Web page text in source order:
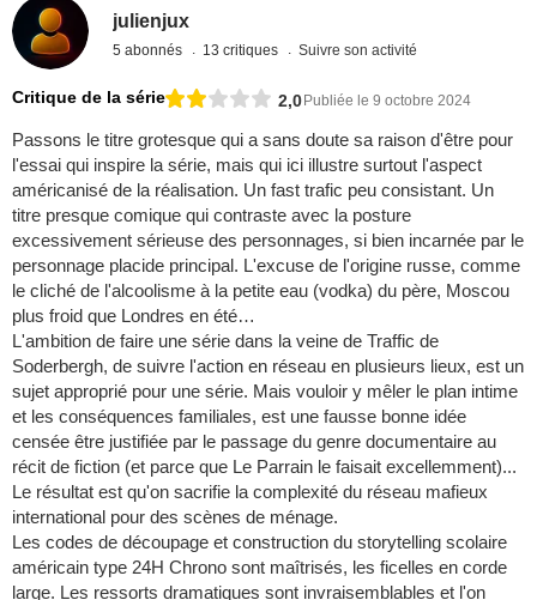
julienjux
5 abonnés 13 critiques Suivre son activité
Critique de la série 2,0Publiée le 9 octobre 2024
Passons le titre grotesque qui a sans doute sa raison d'être pour
l'essai qui inspire la série, mais qui ici illustre surtout l'aspect
américanisé de la réalisation. Un fast trafic peu consistant. Un
titre presque comique qui contraste avec la posture
excessivement sérieuse des personnages, si bien incarnée par le
personnage placide principal. L'excuse de l'origine russe, comme
le cliché de l'alcoolisme à la petite eau (vodka) du père, Moscou
plus froid que Londres en été…
L'ambition de faire une série dans la veine de Traffic de
Soderbergh, de suivre l'action en réseau en plusieurs lieux, est un
sujet approprié pour une série. Mais vouloir y mêler le plan intime
et les conséquences familiales, est une fausse bonne idée
censée être justifiée par le passage du genre documentaire au
récit de fiction (et parce que Le Parrain le faisait excellemment)...
Le résultat est qu'on sacrifie la complexité du réseau mafieux
international pour des scènes de ménage.
Les codes de découpage et construction du storytelling scolaire
américain type 24H Chrono sont maîtrisés, les ficelles en corde
large. Les ressorts dramatiques sont invraisemblables et l'on